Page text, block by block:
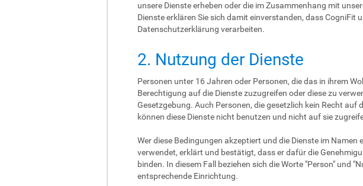
unsere Dienste erheben oder die im Zusammenhang mit
Dienste erklären Sie sich damit einverstanden, dass CogniFit
Datenschutzerklärung verarbeiten.
2. Nutzung der Dienste
Personen unter 16 Jahren oder Personen, die das in ihrem
Berechtigung auf die Dienste zuzugreifen oder diese zu
Gesetzgebung. Auch Personen, die gesetzlich kein Recht
können diese Dienste nicht benutzen und nicht auf sie
Wer diese Bedingungen akzeptiert und die Dienste im
verwendet, erklärt und bestätigt, dass er dafür die
binden. In diesem Fall beziehen sich die Worte "Person" und
entsprechende Einrichtung.